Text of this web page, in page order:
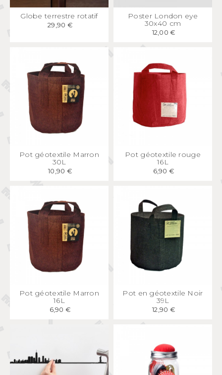
APERÇU RAPIDE
Globe terrestre rotatif
29,90 €
APERÇU
Poster London eye
30x40 cm
12,00 €
APERÇU RAPIDE
Pot géotextile Marron
30L
10,90 €
APERÇU
Pot géotextile rouge
16L
6,90 €
APERÇU RAPIDE
Pot géotextile Marron
16L
6,90 €
APERÇU RAPIDE
Pot en géotextile Noir
39L
12,90 €